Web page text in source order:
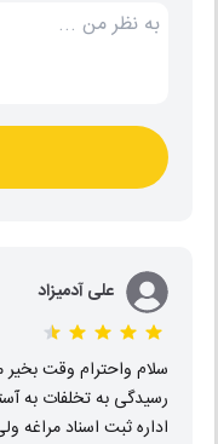
علی آدمیزاد
سلام واحترام وقت
رسیدگی به تخلفات به
اداره ثبت اسناد مراغه